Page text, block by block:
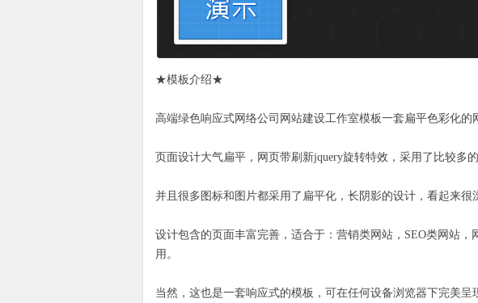
★模板介绍★
高端绿色响应式网络公司网站建设工作室模板一套扁平色彩化的
页面设计大气扁平，网页带刷新jquery旋转特效，采用了比较多
并且很多图标和图片都采用了扁平化，长阴影的设计，看起来很
设计包含的页面丰富完善，适合于：营销类网站，SEO类网站
用。
当然，这也是一套响应式的模板，可在任何设备浏览器下完美呈